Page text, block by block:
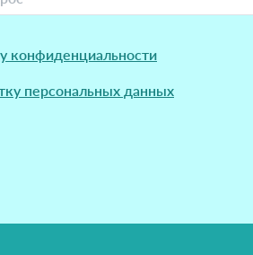
конфиденциальности
персональных данных